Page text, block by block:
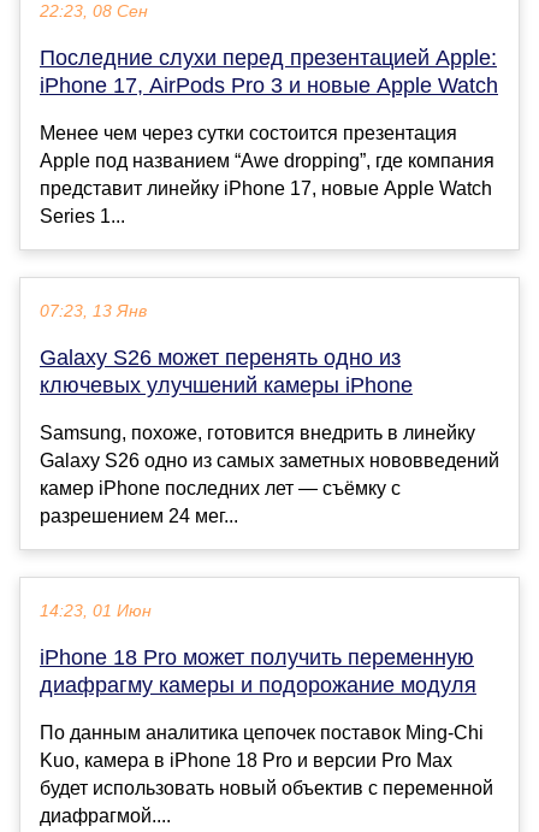
22:23, 08 Сен
Последние слухи перед презентацией Apple:
iPhone 17, AirPods Pro 3 и новые Apple Watch
Менее чем через сутки состоится презентация
Apple под названием “Awe dropping”, где компания
представит линейку iPhone 17, новые Apple Watch
Series 1...
07:23, 13 Янв
Galaxy S26 может перенять одно из
ключевых улучшений камеры iPhone
Samsung, похоже, готовится внедрить в линейку
Galaxy S26 одно из самых заметных нововведений
камер iPhone последних лет — съёмку с
разрешением 24 мег...
14:23, 01 Июн
iPhone 18 Pro может получить переменную
диафрагму камеры и подорожание модуля
По данным аналитика цепочек поставок Ming-Chi
Kuo, камера в iPhone 18 Pro и версии Pro Max
будет использовать новый объектив с переменной
диафрагмой....